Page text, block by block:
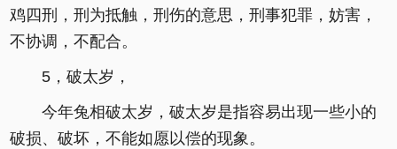
鸡四刑，刑为抵触，刑伤的意思，刑事犯罪，妨害，
不协调，不配合。
5，破太岁，
今年兔相破太岁，破太岁是指容易出现一些小的
破损、破坏，不能如愿以偿的现象。